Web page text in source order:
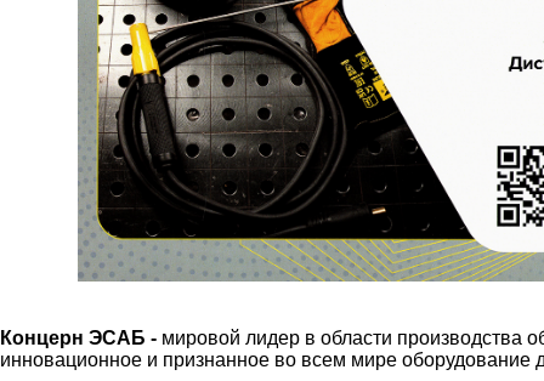
Концерн ЭСАБ - мировой лидер в области производства
инновационное и признанное во всем мире оборудование